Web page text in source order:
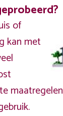
of
kan met